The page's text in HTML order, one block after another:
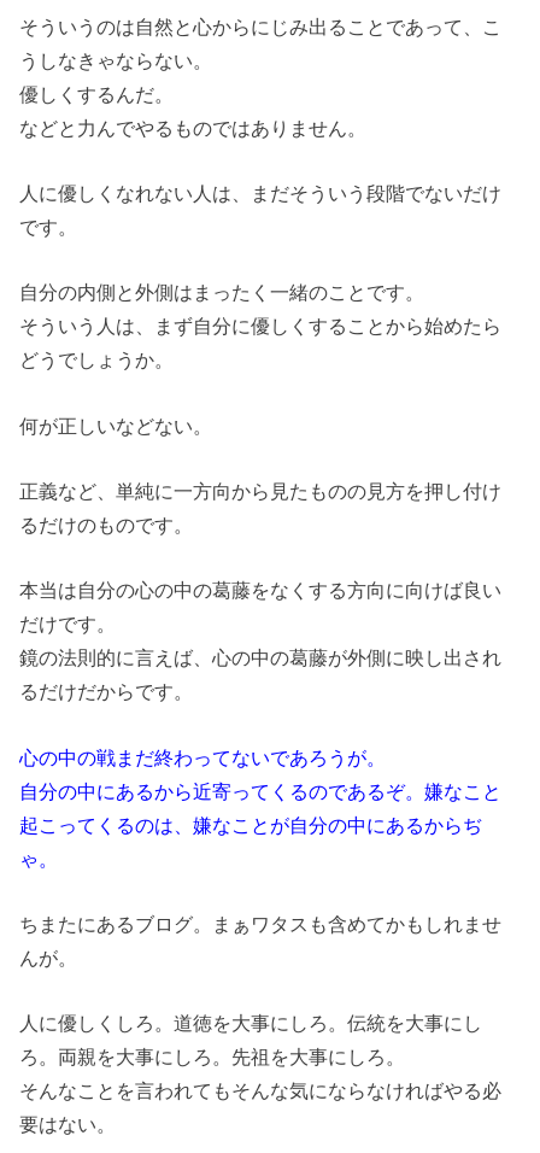
そういうのは自然と心からにじみ出ることであって、こ
うしなきゃならない。
優しくするんだ。
などと力んでやるものではありません。
人に優しくなれない人は、まだそういう段階でないだけ
です。
自分の内側と外側はまったく一緒のことです。
そういう人は、まず自分に優しくすることから始めたら
どうでしょうか。
何が正しいなどない。
正義など、単純に一方向から見たものの見方を押し付け
るだけのものです。
本当は自分の心の中の葛藤をなくする方向に向けば良い
だけです。
鏡の法則的に言えば、心の中の葛藤が外側に映し出され
るだけだからです。
心の中の戦まだ終わってないであろうが。
自分の中にあるから近寄ってくるのであるぞ。嫌なこと
起こってくるのは、嫌なことが自分の中にあるからぢ
ゃ。
ちまたにあるブログ。まぁワタスも含めてかもしれませ
んが。
人に優しくしろ。道徳を大事にしろ。伝統を大事にし
ろ。両親を大事にしろ。先祖を大事にしろ。
そんなことを言われてもそんな気にならなければやる必
要はない。